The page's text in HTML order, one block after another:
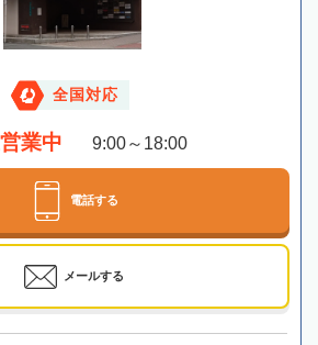
全国対応
業中 9:00～18:00
電話する
メールする